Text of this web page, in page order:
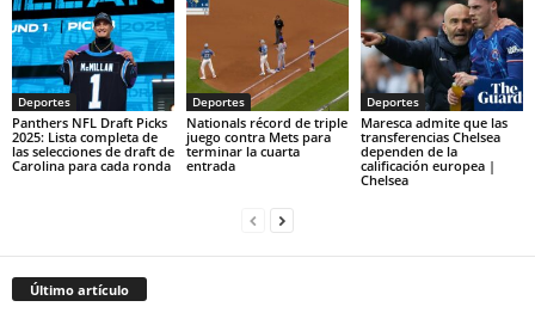
Deportes
Panthers NFL Draft Picks
2025: Lista completa de
las selecciones de draft de
Carolina para cada ronda
Deportes
Nationals récord de triple
juego contra Mets para
terminar la cuarta
entrada
Deportes
Maresca admite que las
transferencias Chelsea
dependen de la
calificación europea |
Chelsea
Último artículo